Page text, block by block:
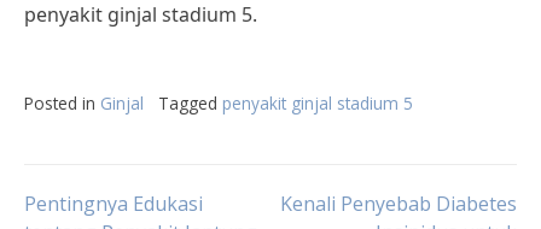
penyakit ginjal stadium 5.
Posted in Ginjal Tagged penyakit ginjal stadium 5
Post
Pentingnya Edukasi
Kenali Penyebab Diabetes